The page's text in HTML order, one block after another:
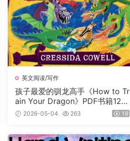
英文阅读/写作
孩子最爱的驯龙高手《How to Tr
ain Your Dragon》PDF书籍12册
+电子书及音频+3册漫画，蓝思
2026-05-04 263 19